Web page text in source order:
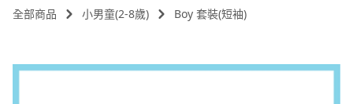
全部商品 小男童(2-8歲) Boy 套裝(短袖)